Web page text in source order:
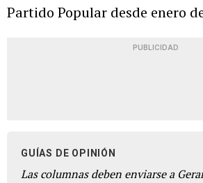
Partido Popular desde enero
PUBLICIDAD
GUÍAS DE OPINIÓN
Las columnas deben enviarse a